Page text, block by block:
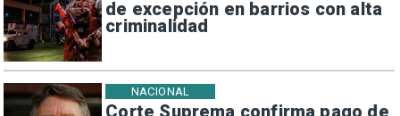
de excepción en barrios con alta
criminalidad
Corte Suprema confirma pago de
NACIONAL